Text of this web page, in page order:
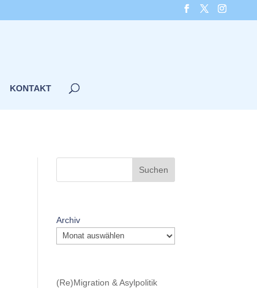
KONTAKT
Suchen
Archiv
(Re)Migration & Asylpolitik